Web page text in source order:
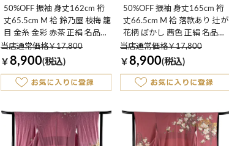
50%OFF 振袖 身丈162cm 裄
丈65.5cm M 袷 鈴乃屋 枝梅 籠
目 金糸 金彩 赤茶 正絹 名品
K50
当店通常価格￥17,800
￥ 8,900(税込)
50%OFF 振袖 身丈165cm 裄
丈66.5cm M 袷 落款あり 辻が
花柄 ぼかし 茜色 正絹 名品
K50
当店通常価格￥17,800
￥ 8,900(税込)